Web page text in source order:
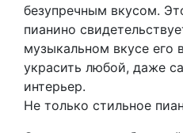
безупречным вкусом.
пианино
музыкальном вкусе его
украсить любой, даже
интерьер.
Не только стильное